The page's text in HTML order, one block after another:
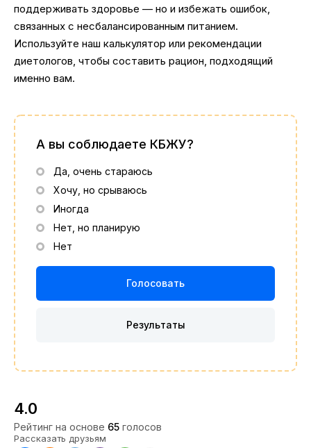
поддерживать здоровье — но и избежать ошибок,
связанных с несбалансированным питанием.
Используйте наш калькулятор или рекомендации
диетологов, чтобы составить рацион, подходящий
именно вам.
А вы соблюдаете КБЖУ?
Да, очень стараюсь
Хочу, но срываюсь
Иногда
Нет, но планирую
Нет
4.0
Рейтинг на основе 65 голосов
Рассказать друзьям